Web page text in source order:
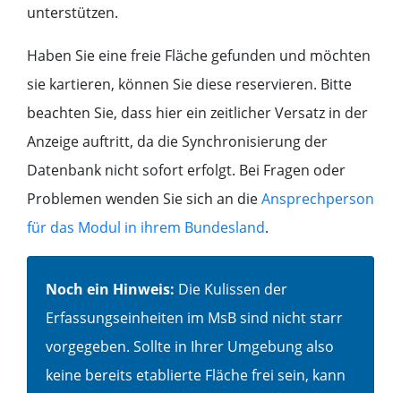
unterstützen.
Haben Sie eine freie Fläche gefunden und möchten
sie kartieren, können Sie diese reservieren. Bitte
beachten Sie, dass hier ein zeitlicher Versatz in der
Anzeige auftritt, da die Synchronisierung der
Datenbank nicht sofort erfolgt. Bei Fragen oder
Problemen wenden Sie sich an dieAnsprechperson
für das Modul in ihrem Bundesland.
Noch ein Hinweis: Die Kulissen der
Erfassungseinheiten im MsB sind nicht starr
vorgegeben. Sollte in Ihrer Umgebung also
keine bereits etablierte Fläche frei sein, kann